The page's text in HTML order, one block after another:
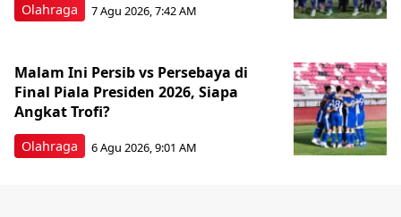
Olahraga 7 Agu 2026, 7:42 AM
Olahraga
Malam Ini Persib vs Persebaya di
Final Piala Presiden 2026, Siapa
Angkat Trofi?
6 Agu 2026, 9:01 AM